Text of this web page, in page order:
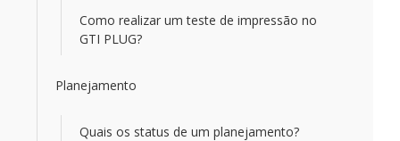
Como realizar um teste de impressão no
GTI PLUG?
Planejamento
Quais os status de um planejamento?